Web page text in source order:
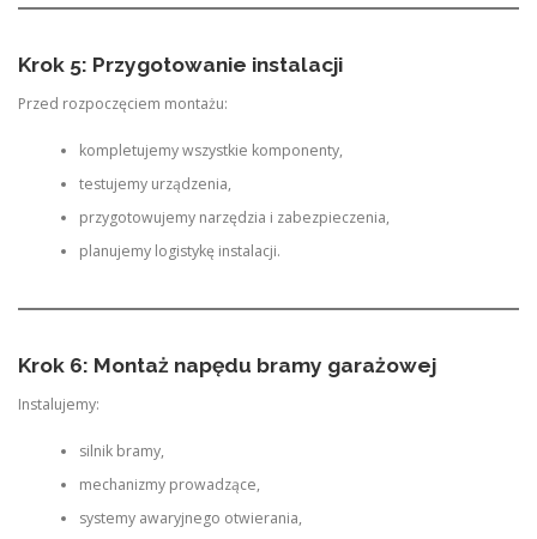
Krok 5: Przygotowanie instalacji
Przed rozpoczęciem montażu:
kompletujemy wszystkie komponenty,
testujemy urządzenia,
przygotowujemy narzędzia i zabezpieczenia,
planujemy logistykę instalacji.
Krok 6: Montaż napędu bramy garażowej
Instalujemy:
silnik bramy,
mechanizmy prowadzące,
systemy awaryjnego otwierania,